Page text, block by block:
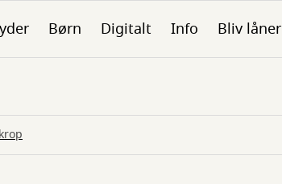
Børn Digitalt Info Bliv låner